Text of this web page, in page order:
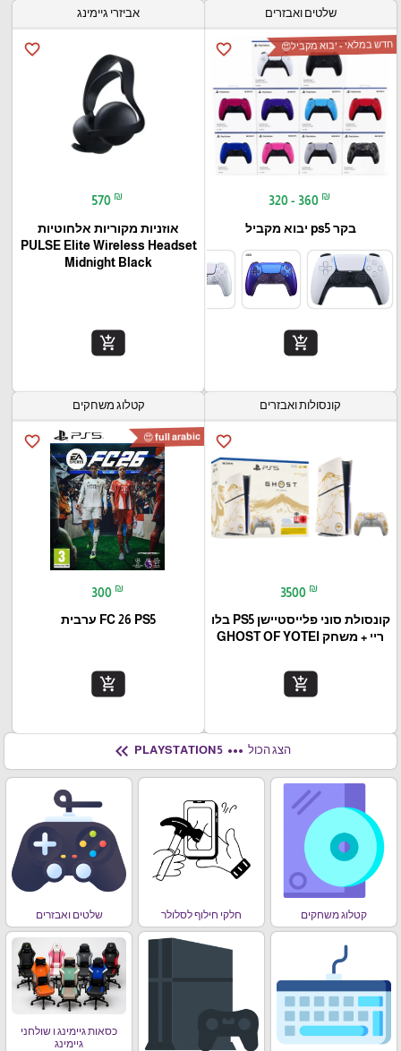
שלטים ואבזרים
favorite_border חדש במלאי - יבוא מקביל😍
320 - 360 ₪
בקר ps5 יבוא מקביל
add_shopping_cart
אביזרי גיימינג
favorite_border
570 ₪
אוזניות מקוריות אלחוטיות
PULSE Elite Wireless Headset
Midnight Black
add_shopping_cart
קונסולות ואבזרים
favorite_border
3500 ₪
קונסולת סוני פלייסטיישן PS5 בלו
ריי + משחק GHOST OF YOTEI
add_shopping_cart
קטלוג משחקים
favorite_border full arabic 😍
300 ₪
FC 26 PS5 ערבית
add_shopping_cart
הצג הכול more_horiz
PLAYSTATION 5
keyboard_double_arrow_left
קטלוג משחקים חלקי חילוף לסלולר שלטים ואבזרים
כסאות גיימינג ו שולחני
גיימינג